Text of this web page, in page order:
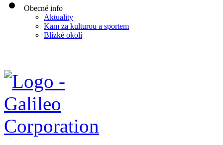
Obecné info
Aktuality
Kam za kulturou a sportem
Blízké okolí